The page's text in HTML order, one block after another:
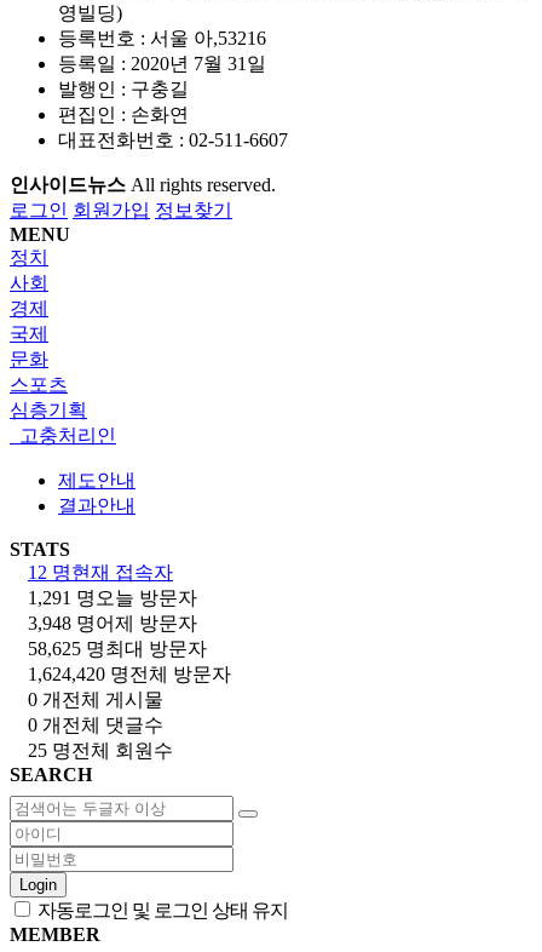
영빌딩)
등록번호 : 서울 아,53216
등록일 : 2020년 7월 31일
발행인 : 구충길
편집인 : 손화연
대표전화번호 : 02-511-6607
인사이드뉴스 All rights reserved.
로그인 회원가입 정보찾기
MENU
정치
사회
경제
국제
문화
스포츠
심층기획
고충처리인
제도안내
결과안내
STATS
12 명현재 접속자
1,291 명 오늘 방문자
3,948 명어제 방문자
58,625 명최대 방문자
1,624,420 명전체 방문자
0 개 전체 게시물
0 개 전체 댓글수
25 명전체 회원수
SEARCH
Login
자동로그인 및 로그인 상태 유지
MEMBER